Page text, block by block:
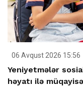
06 Avqust 2026 15:56
Yeniyetmələr
həyatı ilə